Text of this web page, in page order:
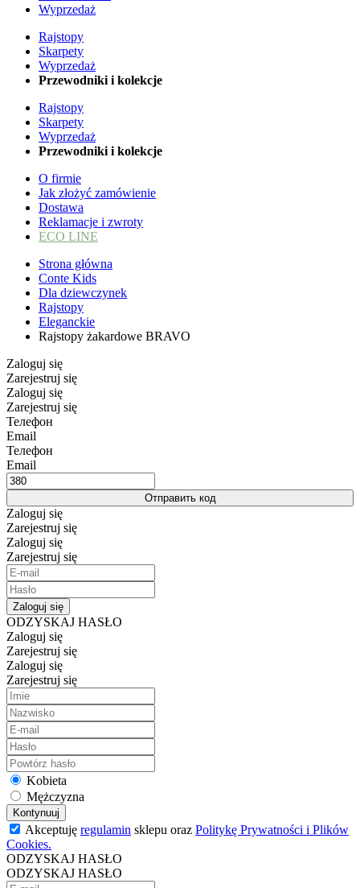
Wyprzedaż
Rajstopy
Skarpety
Wyprzedaż
Przewodniki i kolekcje
Rajstopy
Skarpety
Wyprzedaż
Przewodniki i kolekcje
O firmie
Jak złożyć zamówienie
Dostawa
Reklamacje i zwroty
ECO LINE
Strona główna
Conte Kids
Dla dziewczynek
Rajstopy
Eleganckie
Rajstopy żakardowe BRAVO
Zaloguj się
Zarejestruj się
Zaloguj się
Zarejestruj się
Телефон
Email
Телефон
Email
Отправить код
Zaloguj się
Zarejestruj się
Zaloguj się
Zarejestruj się
Zaloguj się
ODZYSKAJ HASŁO
Zaloguj się
Zarejestruj się
Zaloguj się
Zarejestruj się
Kobieta
Mężczyzna
Kontynuuj
Akceptuję regulamin sklepu oraz Politykę Prywatności i Plików
Cookies.
ODZYSKAJ HASŁO
ODZYSKAJ HASŁO